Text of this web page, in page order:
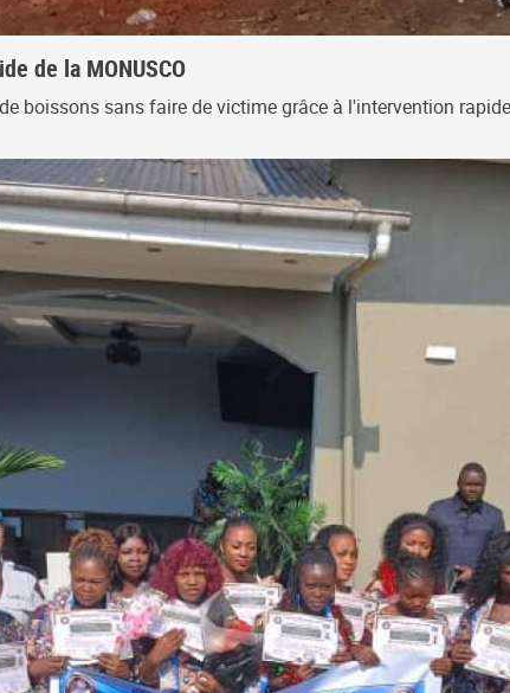
de la MONUSCO
boissons sans faire de victime grâce à l'intervention